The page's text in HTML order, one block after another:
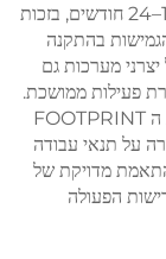
המהירה על ההשקעה מתרחשת בדרך כלל תוך 18–24 חודשים, בזכות
בהתקנה
מערכות גם
פעילות ממושכת.
הטכנולוגיה תומכת ביוזמות רציפות על ידי הפחתת ה FOOTPRINT
על תנאי עבודה
מדויקת של
הפעולה